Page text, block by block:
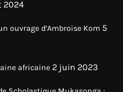
2024
ouvrage d’Ambroise Kom 5
africaine 2 juin 2023